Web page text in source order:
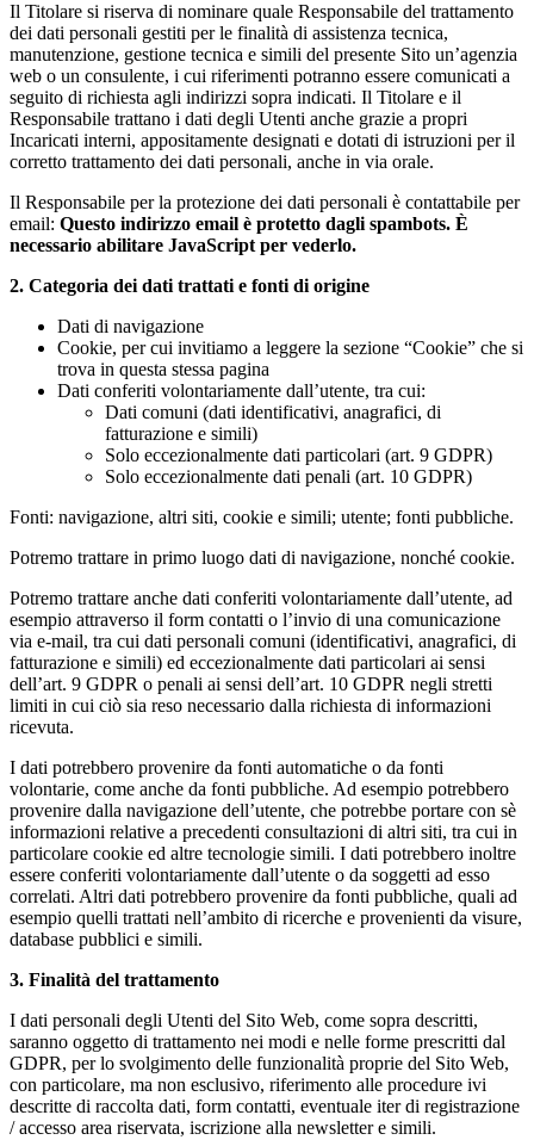
Il Titolare si riserva di nominare quale Responsabile del trattamento
dei dati personali gestiti per le finalità di assistenza tecnica,
manutenzione, gestione tecnica e simili del presente Sito un’agenzia
web o un consulente, i cui riferimenti potranno essere comunicati a
seguito di richiesta agli indirizzi sopra indicati. Il Titolare e il
Responsabile trattano i dati degli Utenti anche grazie a propri
Incaricati interni, appositamente designati e dotati di istruzioni per il
corretto trattamento dei dati personali, anche in via orale.
Il Responsabile per la protezione dei dati personali è contattabile per
email: Questo indirizzo email è protetto dagli spambots. È
necessario abilitare JavaScript per vederlo.
2. Categoria dei dati trattati e fonti di origine
Dati di navigazione
Cookie, per cui invitiamo a leggere la sezione “Cookie” che si
trova in questa stessa pagina
Dati conferiti volontariamente dall’utente, tra cui:
Dati comuni (dati identificativi, anagrafici, di
fatturazione e simili)
Solo eccezionalmente dati particolari (art. 9 GDPR)
Solo eccezionalmente dati penali (art. 10 GDPR)
Fonti: navigazione, altri siti, cookie e simili; utente; fonti pubbliche.
Potremo trattare in primo luogo dati di navigazione, nonché cookie.
Potremo trattare anche dati conferiti volontariamente dall’utente, ad
esempio attraverso il form contatti o l’invio di una comunicazione
via e-mail, tra cui dati personali comuni (identificativi, anagrafici, di
fatturazione e simili) ed eccezionalmente dati particolari ai sensi
dell’art. 9 GDPR o penali ai sensi dell’art. 10 GDPR negli stretti
limiti in cui ciò sia reso necessario dalla richiesta di informazioni
ricevuta.
I dati potrebbero provenire da fonti automatiche o da fonti
volontarie, come anche da fonti pubbliche. Ad esempio potrebbero
provenire dalla navigazione dell’utente, che potrebbe portare con sè
informazioni relative a precedenti consultazioni di altri siti, tra cui in
particolare cookie ed altre tecnologie simili. I dati potrebbero inoltre
essere conferiti volontariamente dall’utente o da soggetti ad esso
correlati. Altri dati potrebbero provenire da fonti pubbliche, quali ad
esempio quelli trattati nell’ambito di ricerche e provenienti da visure,
database pubblici e simili.
3. Finalità del trattamento
I dati personali degli Utenti del Sito Web, come sopra descritti,
saranno oggetto di trattamento nei modi e nelle forme prescritti dal
GDPR, per lo svolgimento delle funzionalità proprie del Sito Web,
con particolare, ma non esclusivo, riferimento alle procedure ivi
descritte di raccolta dati, form contatti, eventuale iter di registrazione
/ accesso area riservata, iscrizione alla newsletter e simili.